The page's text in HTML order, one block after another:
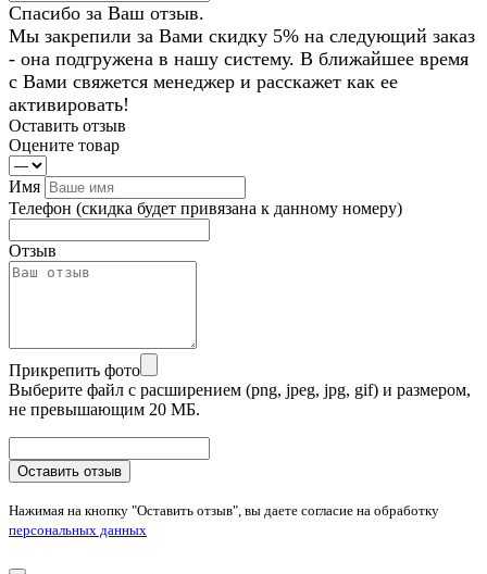
Спасибо за Ваш отзыв.
Мы закрепили за Вами скидку 5% на следующий заказ
- она подгружена в нашу систему. В ближайшее время
с Вами свяжется менеджер и расскажет как ее
активировать!
Оставить отзыв
Оцените товар
Имя
Телефон (скидка будет привязана к данному номеру)
Отзыв
Прикрепить фото
Выберите файл с расширением (png, jpeg, jpg, gif) и размером,
не превышающим 20 МБ.
Оставить отзыв
Нажимая на кнопку "Оставить отзыв", вы даете согласие на обработку
персональных данных